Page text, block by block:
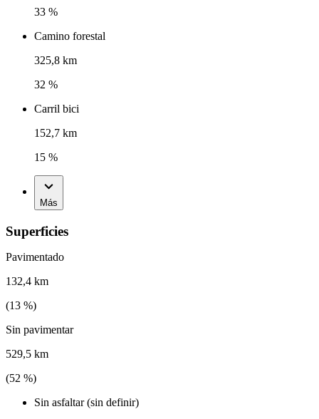
33 %
Camino forestal
325,8 km
32 %
Carril bici
152,7 km
15 %
Más
Superficies
Pavimentado
132,4 km
(13 %)
Sin pavimentar
529,5 km
(52 %)
Sin asfaltar (sin definir)